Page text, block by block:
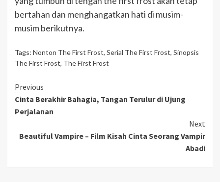
bertahan dan menghangatkan hati di musim-
musim berikutnya.
Tags: Nonton The First Frost, Serial The First Frost, Sinopsis
The First Frost, The First Frost
Continue
Reading
Previous
Cinta Berakhir Bahagia, Tangan Terulur di Ujung
Perjalanan
Next
Beautiful Vampire – Film Kisah Cinta Seorang Vampir
Abadi